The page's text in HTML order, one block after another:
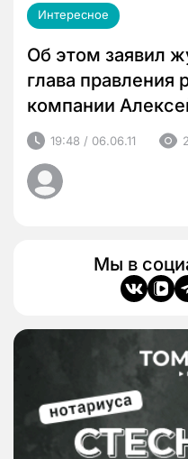
Интересное
Об этом заявил
глава правления
компании
19:48 / 06.06.11
Мы в